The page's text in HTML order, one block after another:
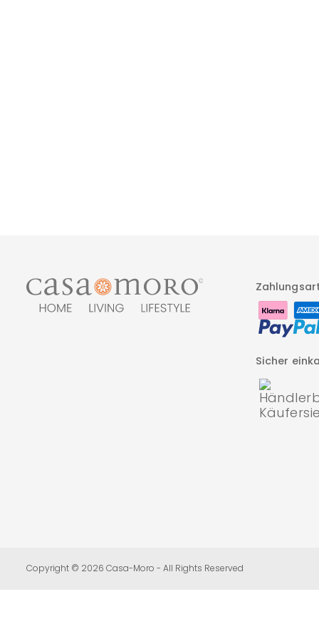
Sicher
des
Copyright © 2026 Casa-Moro - All Rights Reserved